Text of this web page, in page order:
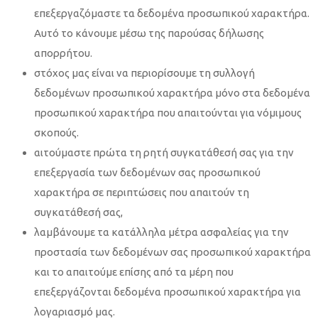
επεξεργαζόμαστε τα δεδομένα προσωπικού χαρακτήρα.
Αυτό το κάνουμε μέσω της παρούσας δήλωσης
απορρήτου.
στόχος μας είναι να περιορίσουμε τη συλλογή
δεδομένων προσωπικού χαρακτήρα μόνο στα δεδομένα
προσωπικού χαρακτήρα που απαιτούνται για νόμιμους
σκοπούς.
αιτούμαστε πρώτα τη ρητή συγκατάθεσή σας για την
επεξεργασία των δεδομένων σας προσωπικού
χαρακτήρα σε περιπτώσεις που απαιτούν τη
συγκατάθεσή σας,
λαμβάνουμε τα κατάλληλα μέτρα ασφαλείας για την
προστασία των δεδομένων σας προσωπικού χαρακτήρα
και το απαιτούμε επίσης από τα μέρη που
επεξεργάζονται δεδομένα προσωπικού χαρακτήρα για
λογαριασμό μας.